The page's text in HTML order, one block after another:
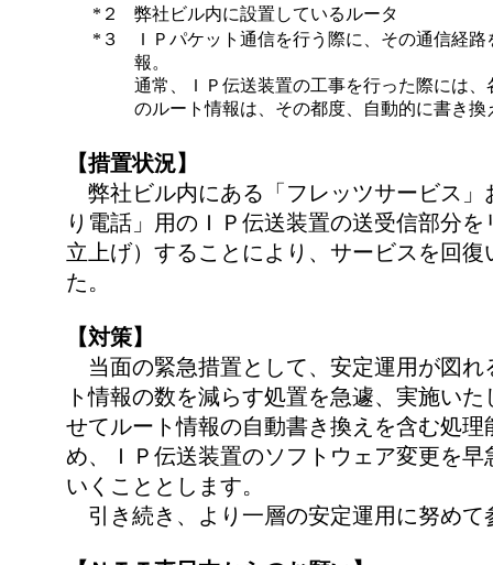
*２
弊社ビル内に設置しているルータ
*３
ＩＰパケット通信を行う際に、その通信経
報。
通常、ＩＰ伝送装置の工事を行った際には、
のルート情報は、その都度、自動的に書き換
【措置状況】
弊社ビル内にある「フレッツサービス」
り電話」用のＩＰ伝送装置の送受信部分を
立上げ）することにより、サービスを回復
た。
【対策】
当面の緊急措置として、安定運用が図れ
ト情報の数を減らす処置を急遽、実施い
せてルート情報の自動書き換えを含む処理
め、ＩＰ伝送装置のソフトウェア変更を早
いくこととします。
引き続き、より一層の安定運用に努めて